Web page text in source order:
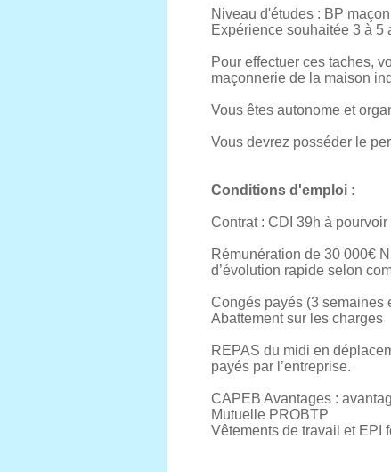
Niveau d'études : BP maçon
Expérience souhaitée 3 à 5
Pour effectuer ces taches,
maçonnerie de la maison
Vous êtes autonome et
Vous devrez posséder le
Conditions d'emploi :
Contrat : CDI 39h à
Rémunération de 30 000€
d’évolution rapide selon
Congés payés (3 semaines
Abattement sur les charges
REPAS du midi en
payés par l’entreprise.
CAPEB Avantages :
Mutuelle PROBTP
Vêtements de travail et EPI